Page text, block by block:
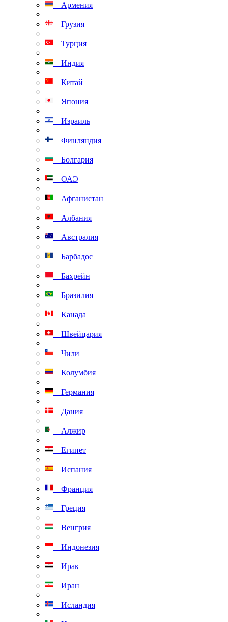
Армения
Грузия
Турция
Индия
Китай
Япония
Израиль
Финляндия
Болгария
ОАЭ
Афганистан
Албания
Австралия
Барбадос
Бахрейн
Бразилия
Канада
Швейцария
Чили
Колумбия
Германия
Дания
Алжир
Египет
Испания
Франция
Греция
Венгрия
Индонезия
Ирак
Иран
Исландия